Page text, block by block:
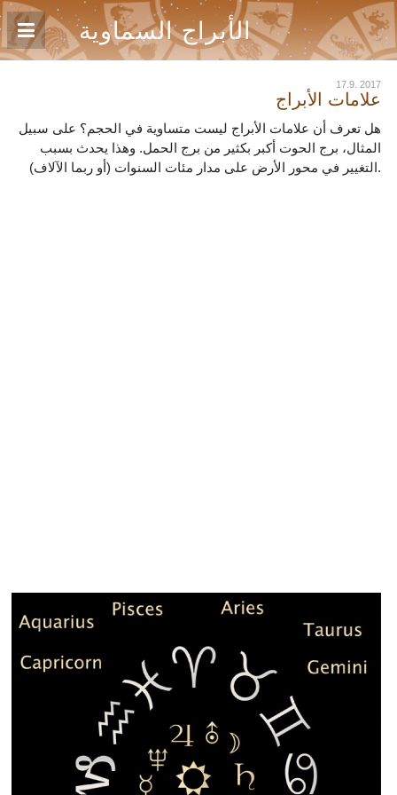
الأبراج السماوية
17.9. 2017
علامات الأبراج
هل تعرف أن علامات الأبراج ليست متساوية في الحجم؟ على سبيل
المثال، برج الحوت أكبر بكثير من برج الحمل. وهذا يحدث بسبب
التغيير في محور الأرض على مدار مئات السنوات (أو ربما الآلاف).